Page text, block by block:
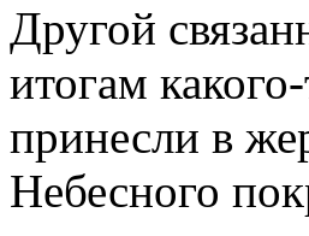
Другой
итогам
принесли в
Небесного